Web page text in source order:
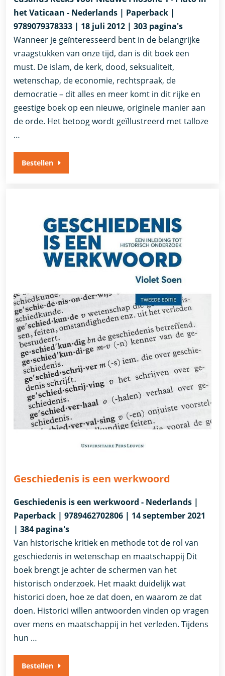
het Vaticaan - Nederlands | Paperback |
9789079378333 | 18 juli 2012 | 303 pagina's
Wanneer je geïnteresseerd bent in de belangrijke
vraagstukken van onze tijd, dan is dit boek een
must. De islam, de kerk, dood, seksualiteit,
wetenschap, de economie, rechtspraak, de
democratie – dit alles en meer komt in dit rijke en
geestige boek op een nieuwe, originele manier aan
de orde. Het betoog wordt geïllustreerd met talloze
…
Bestellen
Geschiedenis is een werkwoord
Geschiedenis is een werkwoord - Nederlands |
Paperback | 9789462702806 | 14 september 2021
| 384 pagina's
Van historische kritiek en methode tot de rol van
geschiedenis in wetenschap en maatschappij Dit
boek brengt je achter de schermen van het
historisch onderzoek. Het maakt duidelijk wat
historici doen, hoe ze dat doen, en waarom ze dat
doen. Historici willen antwoorden vinden op vragen
over mens en maatschappij in het verleden. Tijdens
hun …
Bestellen